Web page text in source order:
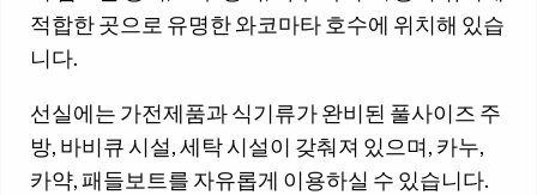
적합한 곳으로 유명한 와코마타 호수에 위치해 있습
니다.
선실에는 가전제품과 식기류가 완비된 풀사이즈 주
방, 바비큐 시설, 세탁 시설이 갖춰져 있으며, 카누,
카약, 패들보트를 자유롭게 이용하실 수 있습니다.